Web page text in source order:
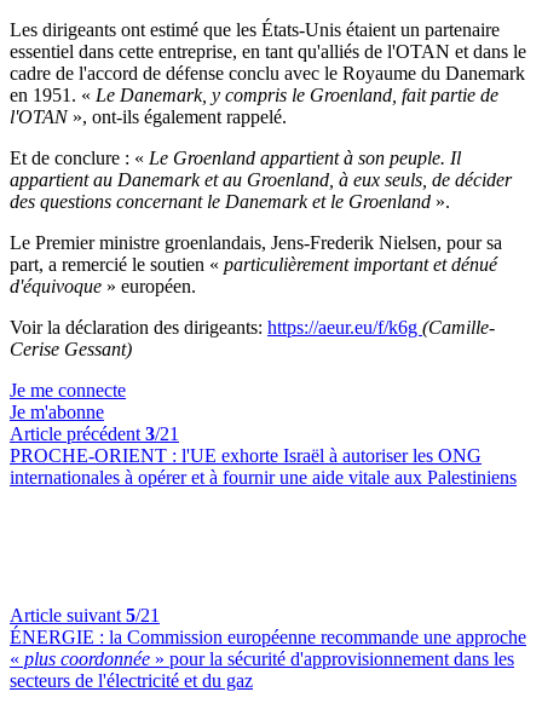
Les dirigeants ont estimé que les États-Unis étaient un partenaire
essentiel dans cette entreprise, en tant qu'alliés de l'OTAN et dans le
cadre de l'accord de défense conclu avec le Royaume du Danemark
en 1951. « Le Danemark, y compris le Groenland, fait partie de
l'OTAN », ont-ils également rappelé.
Et de conclure : « Le Groenland appartient à son peuple. Il
appartient au Danemark et au Groenland, à eux seuls, de décider
des questions concernant le Danemark et le Groenland ».
Le Premier ministre groenlandais, Jens-Frederik Nielsen, pour sa
part, a remercié le soutien « particulièrement important et dénué
d'équivoque » européen.
Voir la déclaration des dirigeants: https://aeur.eu/f/k6g (Camille-
Cerise Gessant)
Je me connecte
Je m'abonne
Article précédent 3/21
PROCHE-ORIENT : l'UE exhorte Israël à autoriser les ONG
internationales à opérer et à fournir une aide vitale aux Palestiniens
Article suivant 5/21
ÉNERGIE : la Commission européenne recommande une approche
« plus coordonnée » pour la sécurité d'approvisionnement dans les
secteurs de l'électricité et du gaz